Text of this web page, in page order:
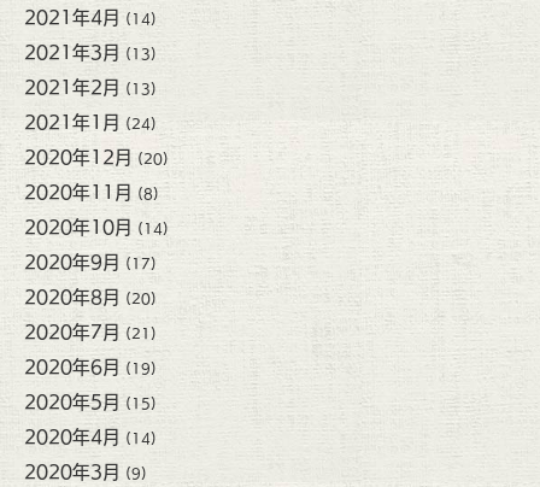
2021年4月 (14)
2021年3月 (13)
2021年2月 (13)
2021年1月 (24)
2020年12月 (20)
2020年11月 (8)
2020年10月 (14)
2020年9月 (17)
2020年8月 (20)
2020年7月 (21)
2020年6月 (19)
2020年5月 (15)
2020年4月 (14)
2020年3月 (9)